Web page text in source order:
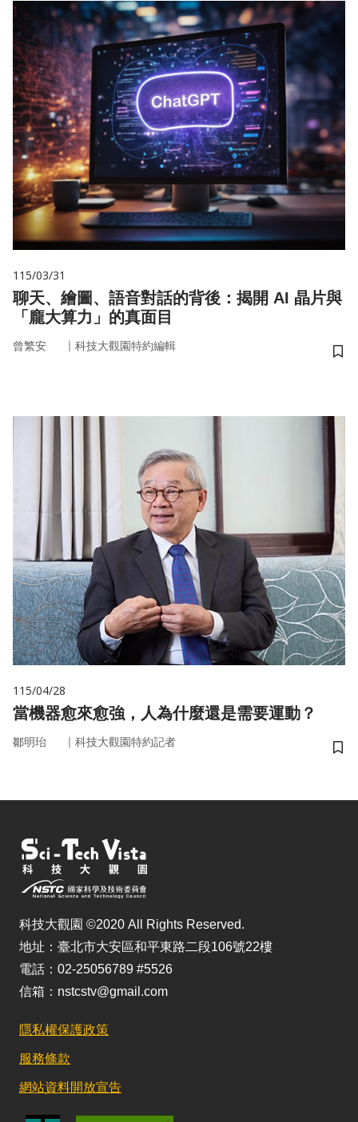
115/03/31
聊天、繪圖、語音對話的背後：揭開 AI 晶片與
「龐大算力」的真面目
曾繁安 ｜ 科技大觀園特約編輯
儲
115/04/28
當機器愈來愈強，人為什麼還是需要運動？
鄒明珆 ｜ 科技大觀園特約記者
儲
科技大觀園 ©2020 All Rights Reserved.
地址：臺北市大安區和平東路二段106號22樓
電話：02-25056789 #5526
信箱：nstcstv@gmail.com
隱私權保護政策
服務條款
網站資料開放宣告